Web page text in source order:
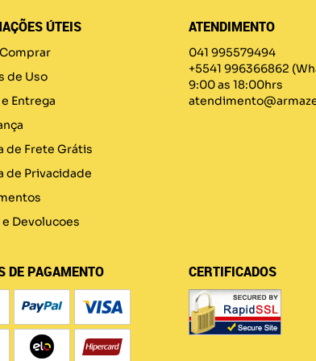
ÚTEIS
de Uso
Entrega
de Frete Grátis
de Privacidade
e Devolucoes
ATENDIMENTO
041 995579494
+5541 996366862
9:00 as 18:00hrs
DE PAGAMENTO CERTIFICADOS